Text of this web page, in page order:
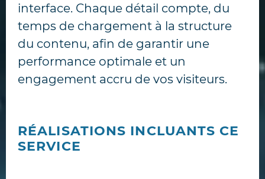
interface. Chaque détail compte, du
temps de chargement à la structure
du contenu, afin de garantir une
performance optimale et un
engagement accru de vos visiteurs.
RÉALISATIONS INCLUANTS CE
SERVICE